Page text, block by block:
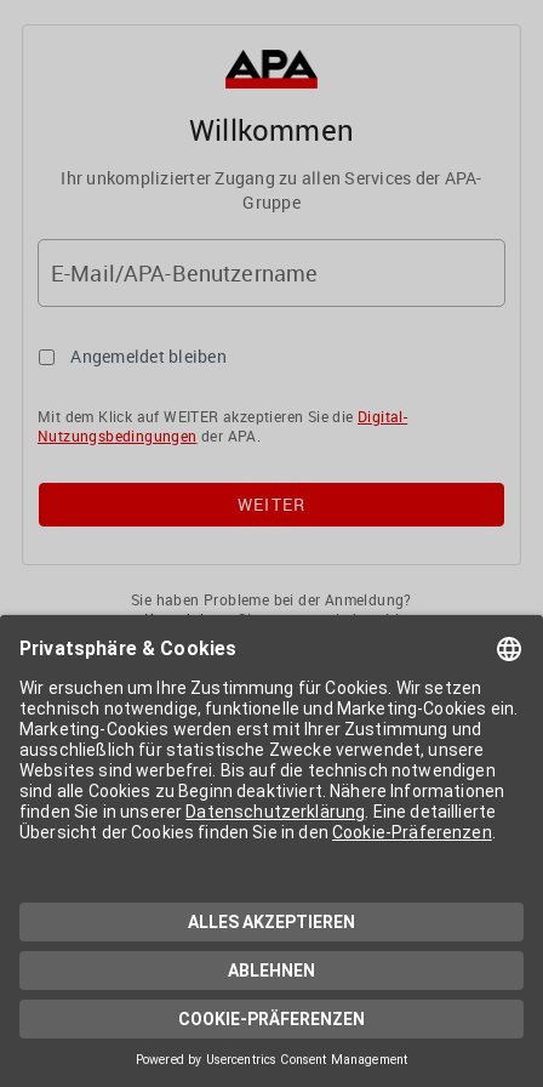
Willkommen
Ihr unkomplizierter Zugang zu allen Services der APA-
Gruppe
E-Mail/APA-Benutzername
Angemeldet bleiben
Mit dem Klick auf WEITER akzeptieren Sie die Digital-
Nutzungsbedingungen der APA.
Sie haben Probleme bei der Anmeldung?
KontaktierenSie uns gerne jederzeit!
APA-User
Services der APA-Gruppe. Für die Nutzung der einzelnen Anwendungen
kann eine weitere Freischaltung nötig sein. Kosten fallen nur nach einer
Bestellung und genauer Kosteninformation an.
Wenn nicht anders erwähnt, gelten dieAllgemeinen
Geschäftsbedingungender APA - Austria Presse Agentur.
Die von Ihnen angegebenen Daten werden ausschließlich für die
Zwecke der Demo-Nutzung bzw. des Vertragsverhältnisses genutzt.
Eine darüber hinaus gehende oder andersartige Verwendung ist nur mit
technischen Support stehen wir Ihnen jederzeit gerne zur Verfügung.
Datenschutzerklärung
Cookie-Präferenzen